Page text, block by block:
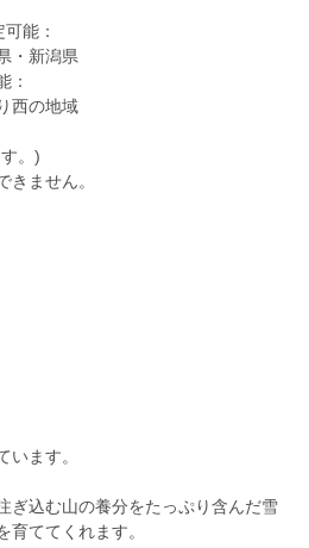
能：
・新潟県
：
西の地域
。)
きません。
います。
ぎ込む山の養分をたっぷり含んだ雪
育ててくれます。